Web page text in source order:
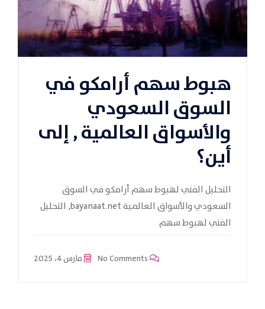
هبوط سهم أرامكو في
السوق السعودي
والأسواق العالمية , إلى
أين؟
التحليل الفني لهبوط سهم أرامكو في السوق
السعودي والأسواق العالمية bayanaat.net, التحليل
الفني لهبوط سهم
مارس 4، 2025